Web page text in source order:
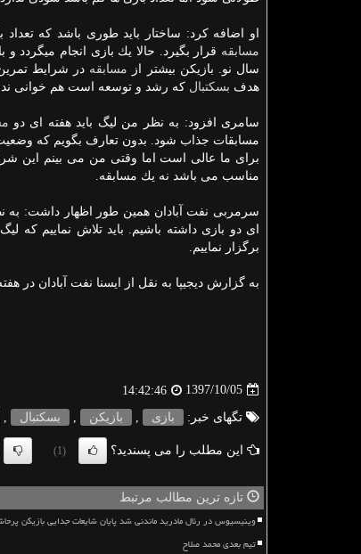
او اضافه كرد: ساختار باید طوری باشد كه
مسابقه قرار بگیرد. حالا یك بازی انجام میگردد
سال نو. بازیكن بیشتر از مسابقه در شرایط
هدف بسكتبال كه رشد و توسعه است هم خوانی
سامری افزود: به نظر من لیگ باید هفته ای دو
مسابقات جذاب شود. بدون تعارف بگویم كه
برای ما عالی است اما وقتی من می بینم این
مناسب می باشد نه یك مسابقه.
سرمربی نفت آبادان همین طور اظهار داشت:
ای دو بازی داشته باشیم. باید تلاش نماییم كه
برگزار نماییم.
به گزارش دیجیپا به نقل از ایسنا نفت آبادان در
1397/10/05
14:42:46
تگهای خبر: بازی بازیكن بسكتبال
این مطلب را می پسندید؟ (1)
تازه ترین مطالب مرتبط
وینیسیوس در رئال مادرید ماندنی شد پایان شایعات جدایی بازیکن
تیم بعدی محمد صلاح